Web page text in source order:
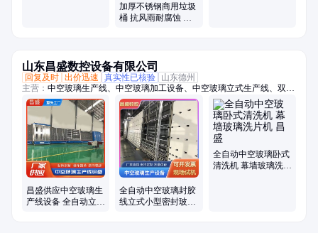
加厚不锈钢商用垃圾
桶 抗风雨耐腐蚀 户
山东昌盛数控设备有限公司
回复及时 出价迅速 真实性已核验
山东德州
主营： 中空玻璃生产线、中空玻璃加工设备、中空玻璃立式生产线、双组
份涂胶机、气动双组份涂胶机、双组份打胶机、中空玻璃打胶机、中空玻
璃封胶线、全自动铝条折弯机、铝条折弯机、丁基胶涂布机、中空玻璃充
气线、玻璃清洗机、中空玻璃设备、全自动中空玻璃充气线、中空玻璃清
洗机、卧式玻璃清洗机、分子筛灌装机、中空玻璃充气机、旋转涂胶台、
小型中空玻璃生产设备、铝条涂布机、自助丁基胶涂布机、卧式丁基胶涂
布机
昌盛供应中空玻璃生
产线设备 全自动立式
全自动中空玻璃封胶
线立式小型密封玻璃
全自动中空玻璃卧式
清洗机 幕墙玻璃洗片